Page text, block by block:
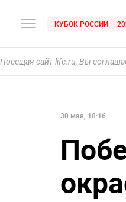
КУБОК РОССИИ —
Посещая сайт life.ru, Вы
30 мая, 18:16